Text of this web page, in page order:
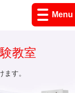
Menu
教室
す。